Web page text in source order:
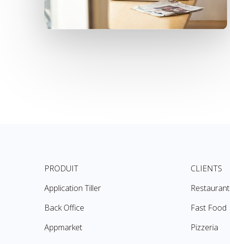
PRODUIT
Application Tiller
Back Office
Appmarket
CLIENTS
Restaurant
Fast Food
Pizzeria